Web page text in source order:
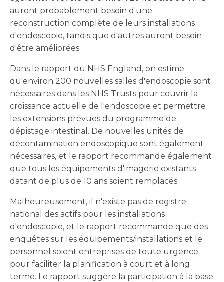
auront probablement besoin d'une
reconstruction complète de leurs installations
d'endoscopie, tandis que d'autres auront besoin
d'être améliorées.
Dans le rapport du NHS England, on estime
qu'environ 200 nouvelles salles d'endoscopie sont
nécessaires dans les NHS Trusts pour couvrir la
croissance actuelle de l'endoscopie et permettre
les extensions prévues du programme de
dépistage intestinal. De nouvelles unités de
décontamination endoscopique sont également
nécessaires, et le rapport recommande également
que tous les équipements d'imagerie existants
datant de plus de 10 ans soient remplacés.
Malheureusement, il n'existe pas de registre
national des actifs pour les installations
d'endoscopie, et le rapport recommande que des
enquêtes sur les équipements/installations et le
personnel soient entreprises de toute urgence
pour faciliter la planification à court et à long
terme. Le rapport suggère la participation à la base